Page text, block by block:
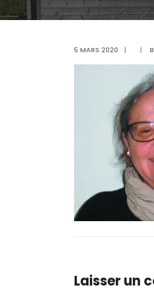
5 MARS 2020 | |
Laisser un